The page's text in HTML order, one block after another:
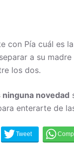
con Pía cuál es
a su
los dos.
novedad
enterarte de